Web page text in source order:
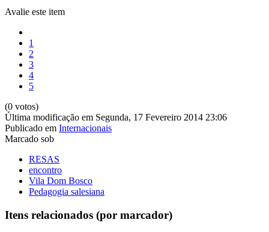
Avalie este item
1
2
3
4
5
(0 votos)
Última modificação em Segunda, 17 Fevereiro 2014 23:06
Publicado em Internacionais
Marcado sob
RESAS
encontro
Vila Dom Bosco
Pedagogia salesiana
Itens relacionados (por marcador)